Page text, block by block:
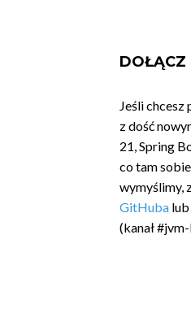
DOŁĄCZ
Jeśli
z dość
21, Spring
co tam
wymyślimy,
GitHuba
(kanał